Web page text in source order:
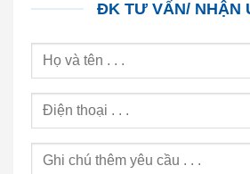
ĐK TƯ VẤN/ NHẬN